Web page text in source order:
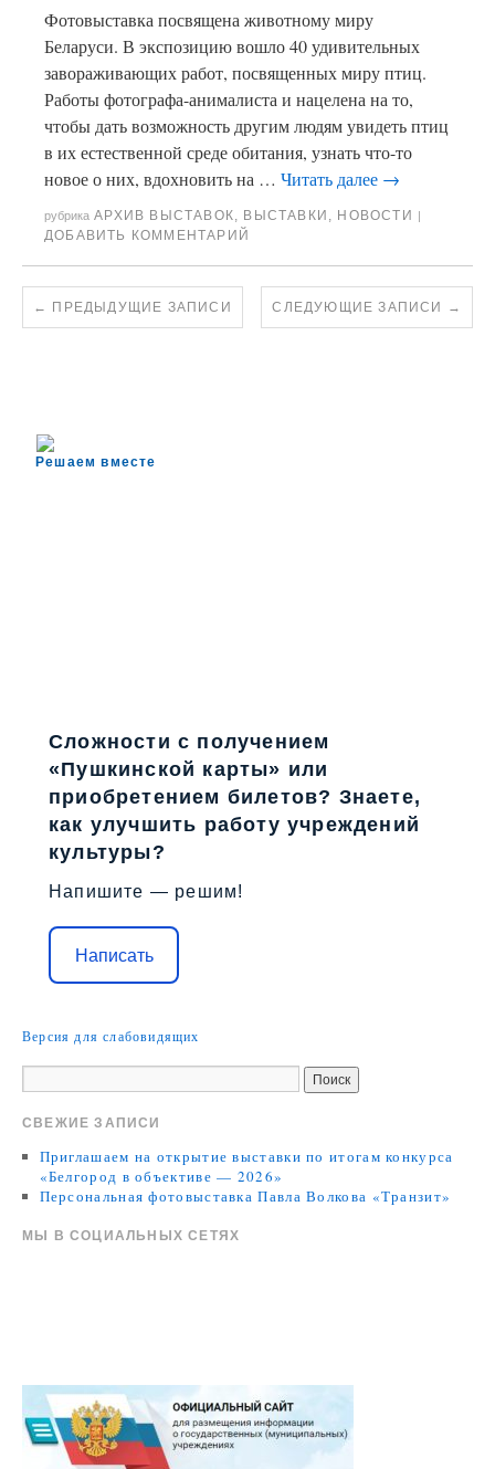
Фотовыставка посвящена животному миру
Беларуси. В экспозицию вошло 40 удивительных
завораживающих работ, посвященных миру птиц.
Работы фотографа-анималиста и нацелена на то,
чтобы дать возможность другим людям увидеть птиц
в их естественной среде обитания, узнать что-то
новое о них, вдохновить на … Читать далее →
рубрика АРХИВ ВЫСТАВОК, ВЫСТАВКИ , НОВОСТИ |
ДОБАВИТЬ КОММЕНТАРИЙ
← ПРЕДЫДУЩИЕ ЗАПИСИ СЛЕДУЮЩИЕ ЗАПИСИ →
Решаем вместе
Сложности с получением
«Пушкинской карты» или
приобретением билетов? Знаете,
как улучшить работу учреждений
культуры?
Напишите — решим!
Написать
Версия для слабовидящих
СВЕЖИЕ ЗАПИСИ
Приглашаем на открытие выставки по итогам конкурса
«Белгород в объективе — 2026»
Персональная фотовыставка Павла Волкова «Транзит»
МЫ В СОЦИАЛЬНЫХ СЕТЯХ